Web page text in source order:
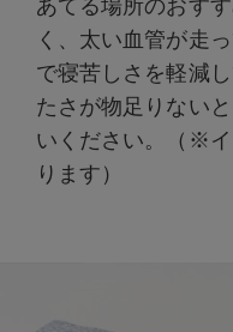
あてる場所のおす
く、太い血管が走
で寝苦しさを軽減
たさが物足りない
いください。（※
ります）